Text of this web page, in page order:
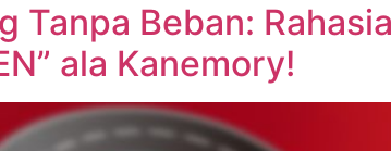
Tanpa Beban:
ala Kanemory!